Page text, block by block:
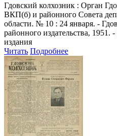
Гдовский колхозник : Орган
ВКП(б) и районного Совета
области. № 10 : 24 января. -
районного издательства, 1951.
издания
Читать Подробнее